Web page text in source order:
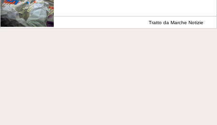
Tratto da Marche Notizie